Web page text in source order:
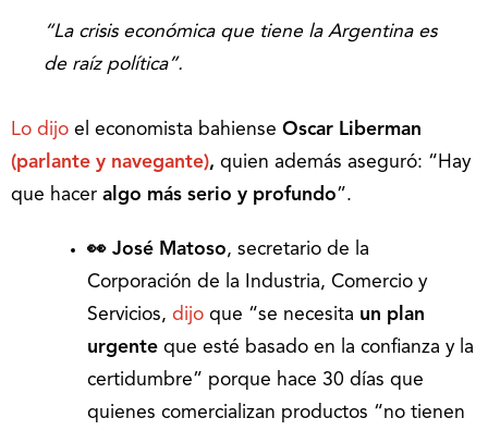
“La crisis económica que tiene la Argentina es
de raíz política”.
Lo dijo el economista bahiense Oscar Liberman
(parlante y navegante), quien además aseguró: “Hay
que hacer algo más serio y profundo”.
👀 José Matoso, secretario de la
Corporación de la Industria, Comercio y
Servicios, dijo que “se necesita un plan
urgente que esté basado en la confianza y la
certidumbre” porque hace 30 días que
quienes comercializan productos “no tienen